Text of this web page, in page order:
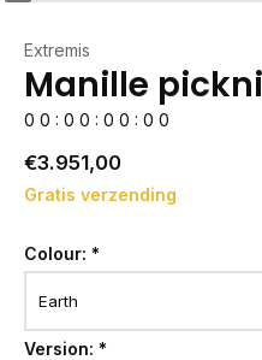
Extremis
Manille
0 0 : 0 0 : 0 0 : 0 0
€3.951,00
Gratis verzending
Colour: *
Version: *